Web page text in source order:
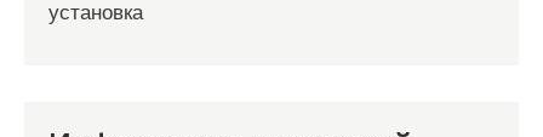
установка